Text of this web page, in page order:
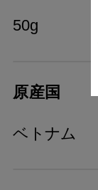
50g
原産国
ベトナム